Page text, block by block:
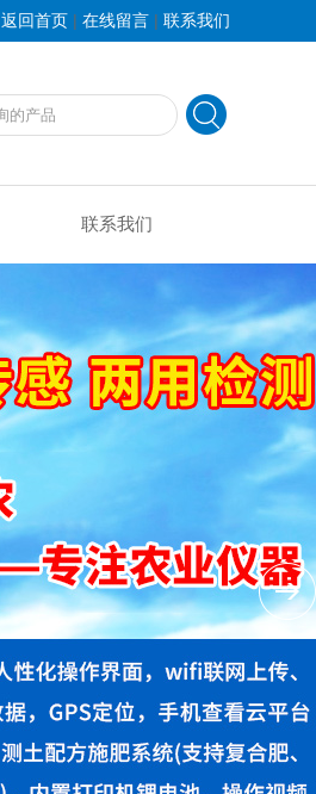
返回首页 | 在线留言 | 联系我们
联系我们